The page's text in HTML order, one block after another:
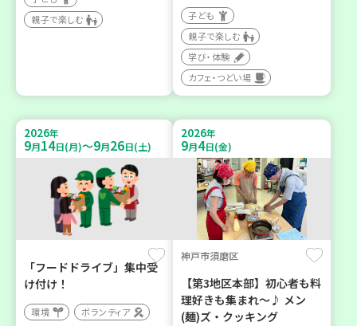
親子で楽しむ
子ども
親子で楽しむ
学び・体験
カフェ・つどい場
2026年
9月14日(月)～9月26日(土)
「フードドライブ」集中受
け付け！
環境 ボランティア
2026年
9月4日(金)
神戸市須磨区
【第3地区本部】初心者も料
理好きも集まれ～♪ メン
(麺)ズ・クッキング